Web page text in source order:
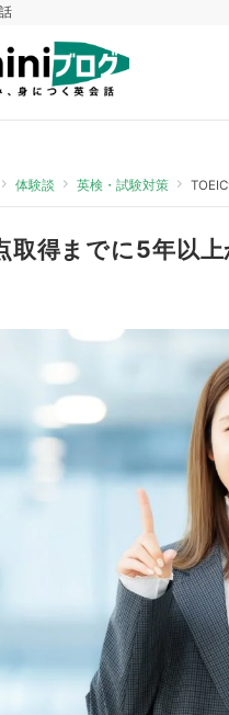
体験談 英検・試験対策
得までに5年以上